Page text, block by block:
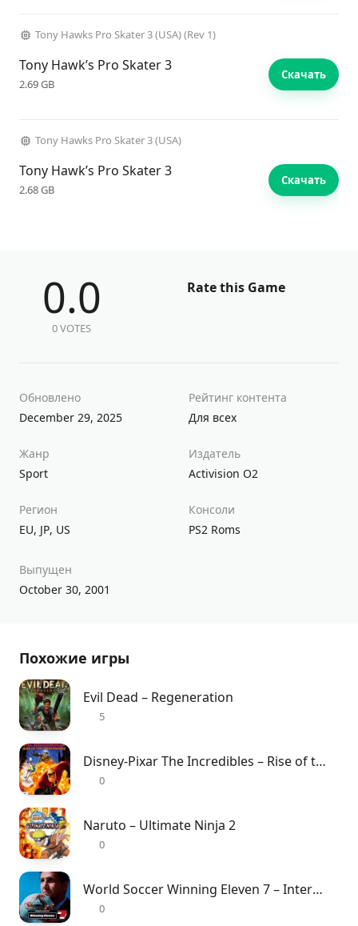
Tony Hawks Pro Skater 3 (USA) (Rev 1)
Tony Hawk’s Pro Skater 3
2.69 GB
Скачать
Tony Hawks Pro Skater 3 (USA)
Tony Hawk’s Pro Skater 3
2.68 GB
Скачать
0.0
0 VOTES
Rate this Game
Обновлено
December 29, 2025
Рейтинг контента
Для всех
Жанр
Sport
Издатель
Activision O2
Регион
EU, JP, US
Консоли
PS2 Roms
Выпущен
October 30, 2001
Похожие игры
Evil Dead – Regeneration
5
Disney-Pixar The Incredibles – Rise of the Underminer
0
Naruto – Ultimate Ninja 2
0
World Soccer Winning Eleven 7 – International
0